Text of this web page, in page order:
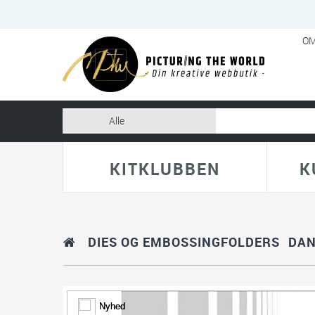
KITKLUBBEN
DIES OG EMBOSSINGFOLDERS
Nyhed
Nyhed